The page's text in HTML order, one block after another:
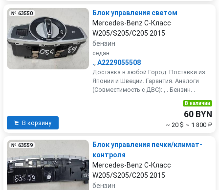
№ 63550
Блок управления светом
Mercedes-Benz C-Класс
W205/S205/C205 2015
бензин
седан
., A2229055508
Доставка в любой Город. Поставки из
Японии и Швеции. Гарантия. Аналоги
(Совместимость с ДВС): , . Бензин. .
В корзину
В наличии
60 BYN
~ 20 $ ~ 1 800 ₽
№ 63559
Блок управления печки/климат-
контроля
Mercedes-Benz C-Класс
W205/S205/C205 2015
бензин